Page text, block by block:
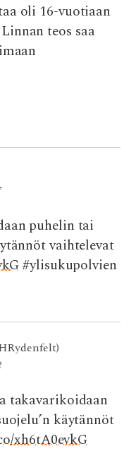
oli 16-vuotiaan
teos saa
puhelin tai
vaihtelevat
#ylisukupolvien
takavarikoidaan
käytännöt
xh6tA0evkG